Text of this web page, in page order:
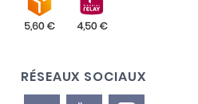
RÉSEAUX SOCIAUX